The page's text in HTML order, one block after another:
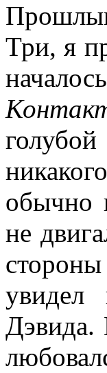
Три, я
обычно
не
увидел
Дэвида.